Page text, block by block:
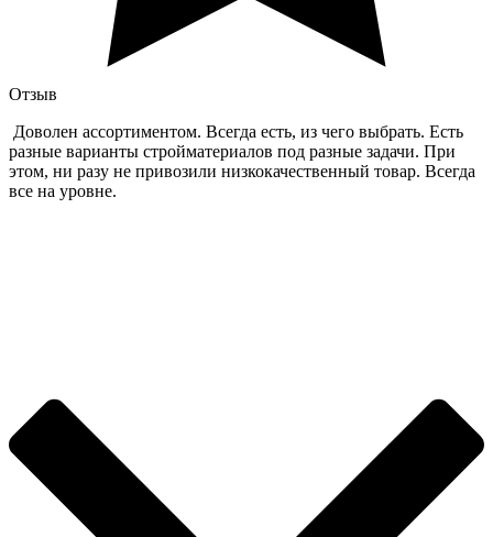
Отзыв
Доволен ассортиментом. Всегда есть, из чего выбрать. Есть
разные варианты стройматериалов под разные задачи. При
этом, ни разу не привозили низкокачественный товар. Всегда
все на уровне.